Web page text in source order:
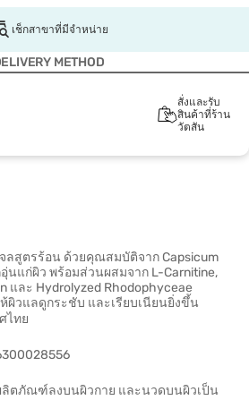
เช็กสาขาที่มีจำหน่าย
METHOD
สั่งและรับ
สินค้าที่ร้าน
วัตสัน
จลสูตรร้อน ด้วยคุณสมบัติจาก Capsicum
นแก่ผิว พร้อมส่วนผสมจาก L-Carnitine,
และ Hydrolyzed Rhodophyceae
วแลดูกระชับ และเรียบเนียนยิ่งขึ้น
ไทย
ลิตภัณฑ์ลงบนผิวกาย และนวดบนผิวเป็น